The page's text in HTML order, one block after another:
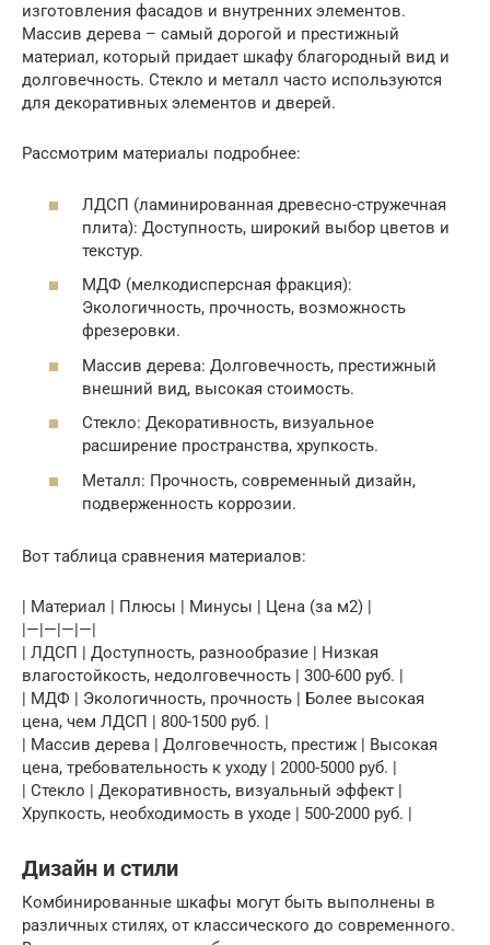
изготовления фасадов и внутренних элементов.
Массив дерева – самый дорогой и престижный
материал, который придает шкафу благородный вид и
долговечность. Стекло и металл часто используются
для декоративных элементов и дверей.
Рассмотрим материалы подробнее:
ЛДСП (ламинированная древесно-стружечная
плита): Доступность, широкий выбор цветов и
текстур.
МДФ (мелкодисперсная фракция):
Экологичность, прочность, возможность
фрезеровки.
Массив дерева: Долговечность, престижный
внешний вид, высокая стоимость.
Стекло: Декоративность, визуальное
расширение пространства, хрупкость.
Металл: Прочность, современный дизайн,
подверженность коррозии.
Вот таблица сравнения материалов:
| Материал | Плюсы | Минусы | Цена (за м2) |
|—|—|—|—|
| ЛДСП | Доступность, разнообразие | Низкая
влагостойкость, недолговечность | 300-600 руб. |
| МДФ | Экологичность, прочность | Более высокая
цена, чем ЛДСП | 800-1500 руб. |
| Массив дерева | Долговечность, престиж | Высокая
цена, требовательность к уходу | 2000-5000 руб. |
| Стекло | Декоративность, визуальный эффект |
Хрупкость, необходимость в уходе | 500-2000 руб. |
Дизайн и стили
Комбинированные шкафы могут быть выполнены в
различных стилях, от классического до современного.